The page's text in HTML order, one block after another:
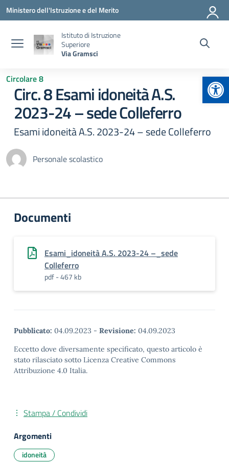
Vai ai contenuti
Vai al menu di navigazione
Vai al footer
Ministero dell'Istruzione e del Merito
Istituto di Istruzione
Superiore
Via Gramsci
Circolare 8
Circ. 8 Esami idoneità A.S.
2023-24 – sede Colleferro
Esami idoneità A.S. 2023-24 – sede Colleferro
Personale scolastico
Documenti
Esami_idoneità A.S. 2023-24 –_sede
Colleferro
pdf - 467 kb
Pubblicato: 04.09.2023 - Revisione: 04.09.2023
Eccetto dove diversamente specificato, questo articolo è
stato rilasciato sotto Licenza Creative Commons
Attribuzione 4.0 Italia.
Stampa / Condividi
Argomenti
idoneità